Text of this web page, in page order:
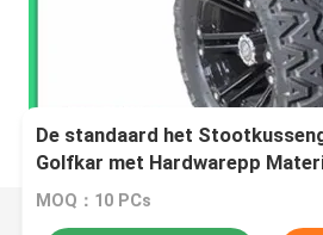
De standaard het
Golfkar met Hardwarepp
Rxv
MOQ：10 PCs